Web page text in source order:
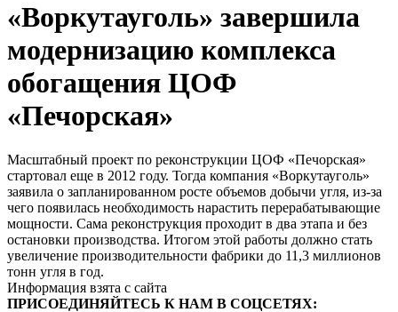
«Воркутауголь» завершила
модернизацию комплекса
обогащения ЦОФ
«Печорская»
Масштабный проект по реконструкции ЦОФ «Печорская»
стартовал еще в 2012 году. Тогда компания «Воркутауголь»
заявила о запланированном росте объемов добычи угля, из-за
чего появилась необходимость нарастить перерабатывающие
мощности. Сама реконструкция проходит в два этапа и без
остановки производства. Итогом этой работы должно стать
увеличение производительности фабрики до 11,3 миллионов
тонн угля в год.
Информация взята с сайта
ПРИСОЕДИНЯЙТЕСЬ К НАМ В СОЦСЕТЯХ: